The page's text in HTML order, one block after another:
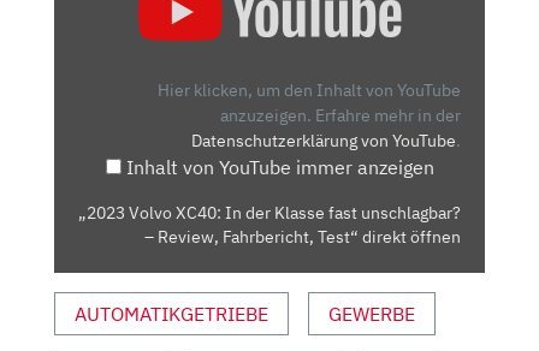
UNSCHLAGBAR?
TEST“
VON
Hier klicken, um den Inhalt von YouTube
anzuzeigen. Erfahre mehr in der
Datenschutzerklärung von YouTube.
Inhalt von YouTube immer anzeigen
„2023 Volvo XC40: In der Klasse fast unschlagbar?
– Review, Fahrbericht, Test“ direkt öffnen
AUTOMATIKGETRIEBE GEWERBE